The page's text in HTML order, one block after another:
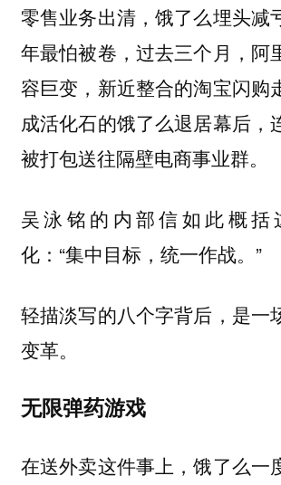
零售业务出清，饿了么埋头减
年最怕被卷，过去三个月，阿
容巨变，新近整合的淘宝闪购
成活化石的饿了么退居幕后，
被打包送往隔壁电商事业群。
吴泳铭的内部信如此概括
化：“集中目标，统一作战。”
轻描淡写的八个字背后，是一
变革。
无限弹药游戏
在送外卖这件事上，饿了么一